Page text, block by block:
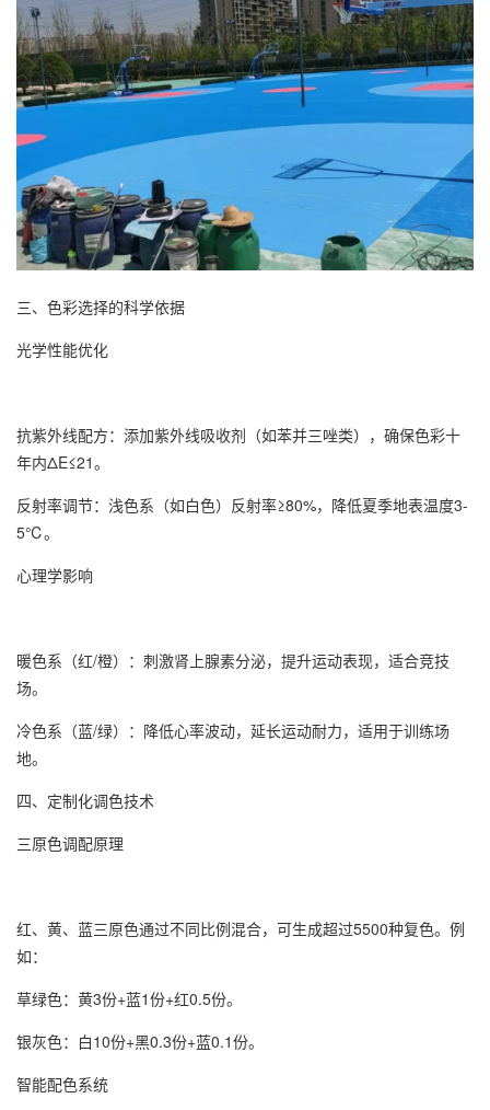
三、色彩选择的科学依据
光学性能优化
抗紫外线配方：添加紫外线吸收剂（如苯并三唑类），确保色彩十
年内ΔE≤21。
反射率调节：浅色系（如白色）反射率≥80%，降低夏季地表温度3-
5℃。
心理学影响
暖色系（红/橙）：刺激肾上腺素分泌，提升运动表现，适合竞技
场。
冷色系（蓝/绿）：降低心率波动，延长运动耐力，适用于训练场
地。
四、定制化调色技术
三原色调配原理
红、黄、蓝三原色通过不同比例混合，可生成超过5500种复色。例
如：
草绿色：黄3份+蓝1份+红0.5份。
银灰色：白10份+黑0.3份+蓝0.1份。
智能配色系统